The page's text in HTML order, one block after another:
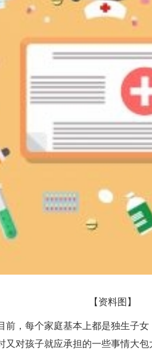
【资料图】
前，每个家庭基本上都是独生子
又对孩子就应承担的一些事情大